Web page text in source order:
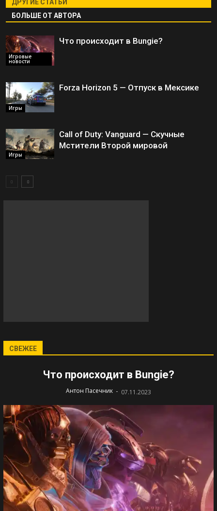
ДРУГИЕ СТАТЬИ
БОЛЬШЕ ОТ АВТОРА
Игровые
новости
Что происходит в Bungie?
Игры
Forza Horizon 5 — Отпуск в Мексике
Игры
Call of Duty: Vanguard — Скучные
Мстители Второй мировой
СВЕЖЕЕ
Что происходит в Bungie?
Антон Пасечник - 07.11.2023